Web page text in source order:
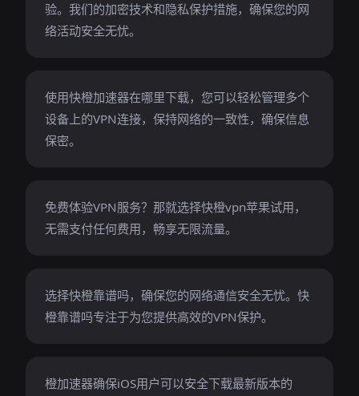
验。我们的加密技术和隐私保护措施，确保您的网
络活动安全无忧。
使用快橙加速器在哪里下载，您可以轻松管理多个
设备上的VPN连接，保持网络的一致性，确保信息
保密。
免费体验VPN服务？那就选择快橙vpn苹果试用，
无需支付任何费用，畅享无限流量。
选择快橙靠谱吗，确保您的网络通信安全无忧。快
橙靠谱吗专注于为您提供高效的VPN保护。
橙加速器确保iOS用户可以安全下载最新版本的